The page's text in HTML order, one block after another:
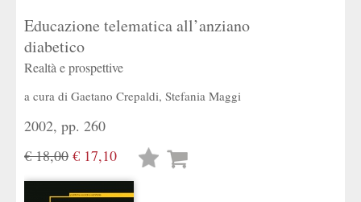
Educazione telematica all’anziano
diabetico
Realtà e prospettive
a cura di Gaetano Crepaldi, Stefania Maggi
2002, pp. 260
€ 18,00 € 17,10
Lista